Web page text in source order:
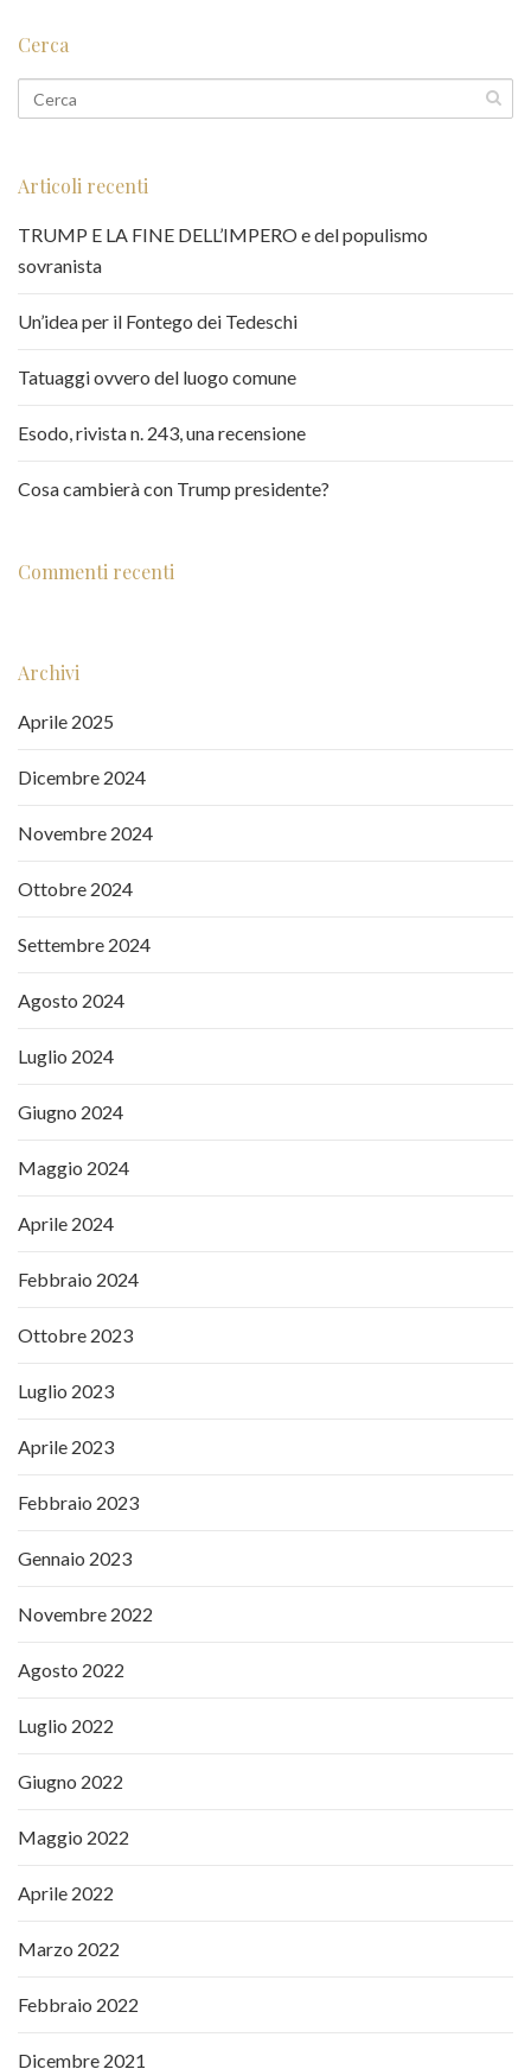
Cerca
Articoli recenti
TRUMP E LA FINE DELL’IMPERO e del populismo
sovranista
Un’idea per il Fontego dei Tedeschi
Tatuaggi ovvero del luogo comune
Esodo, rivista n. 243, una recensione
Cosa cambierà con Trump presidente?
Commenti recenti
Archivi
Aprile 2025
Dicembre 2024
Novembre 2024
Ottobre 2024
Settembre 2024
Agosto 2024
Luglio 2024
Giugno 2024
Maggio 2024
Aprile 2024
Febbraio 2024
Ottobre 2023
Luglio 2023
Aprile 2023
Febbraio 2023
Gennaio 2023
Novembre 2022
Agosto 2022
Luglio 2022
Giugno 2022
Maggio 2022
Aprile 2022
Marzo 2022
Febbraio 2022
Dicembre 2021